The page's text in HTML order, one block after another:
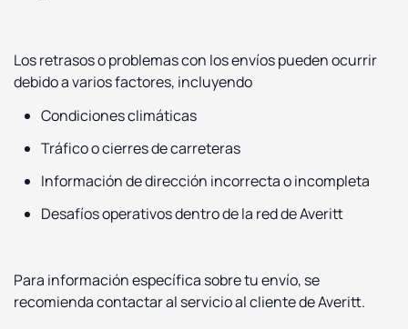
Los retrasos o problemas con los envíos pueden ocurrir
debido a varios factores, incluyendo
Condiciones climáticas
Tráfico o cierres de carreteras
Información de dirección incorrecta o incompleta
Desafíos operativos dentro de la red de Averitt
Para información específica sobre tu envío, se
recomienda contactar al servicio al cliente de Averitt.